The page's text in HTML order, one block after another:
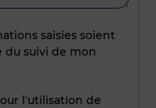
saisies soient
du suivi de mon
l’utilisation de